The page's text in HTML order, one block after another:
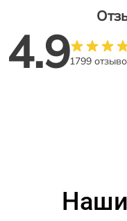
4.91799